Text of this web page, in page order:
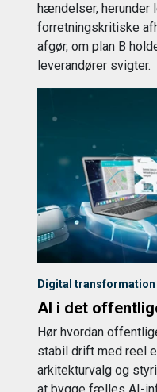
hændelser, herunder
forretningskritiske
afgør, om plan B
leverandører svigter.
Digital transformation
AI i det
Hør hvordan
stabil drift med reel
arkitekturvalg og